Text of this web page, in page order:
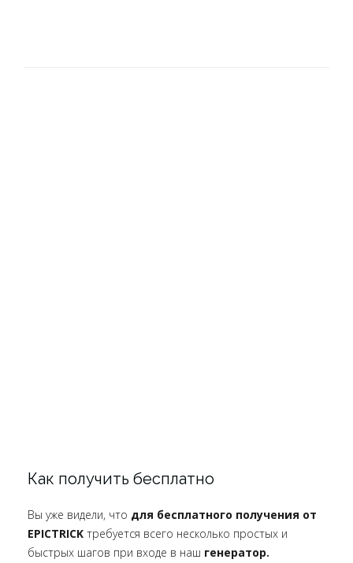
Как получить бесплатно
Вы уже видели, что для бесплатного получения от
EPICTRICK требуется всего несколько простых и
быстрых шагов при входе в наш генератор.